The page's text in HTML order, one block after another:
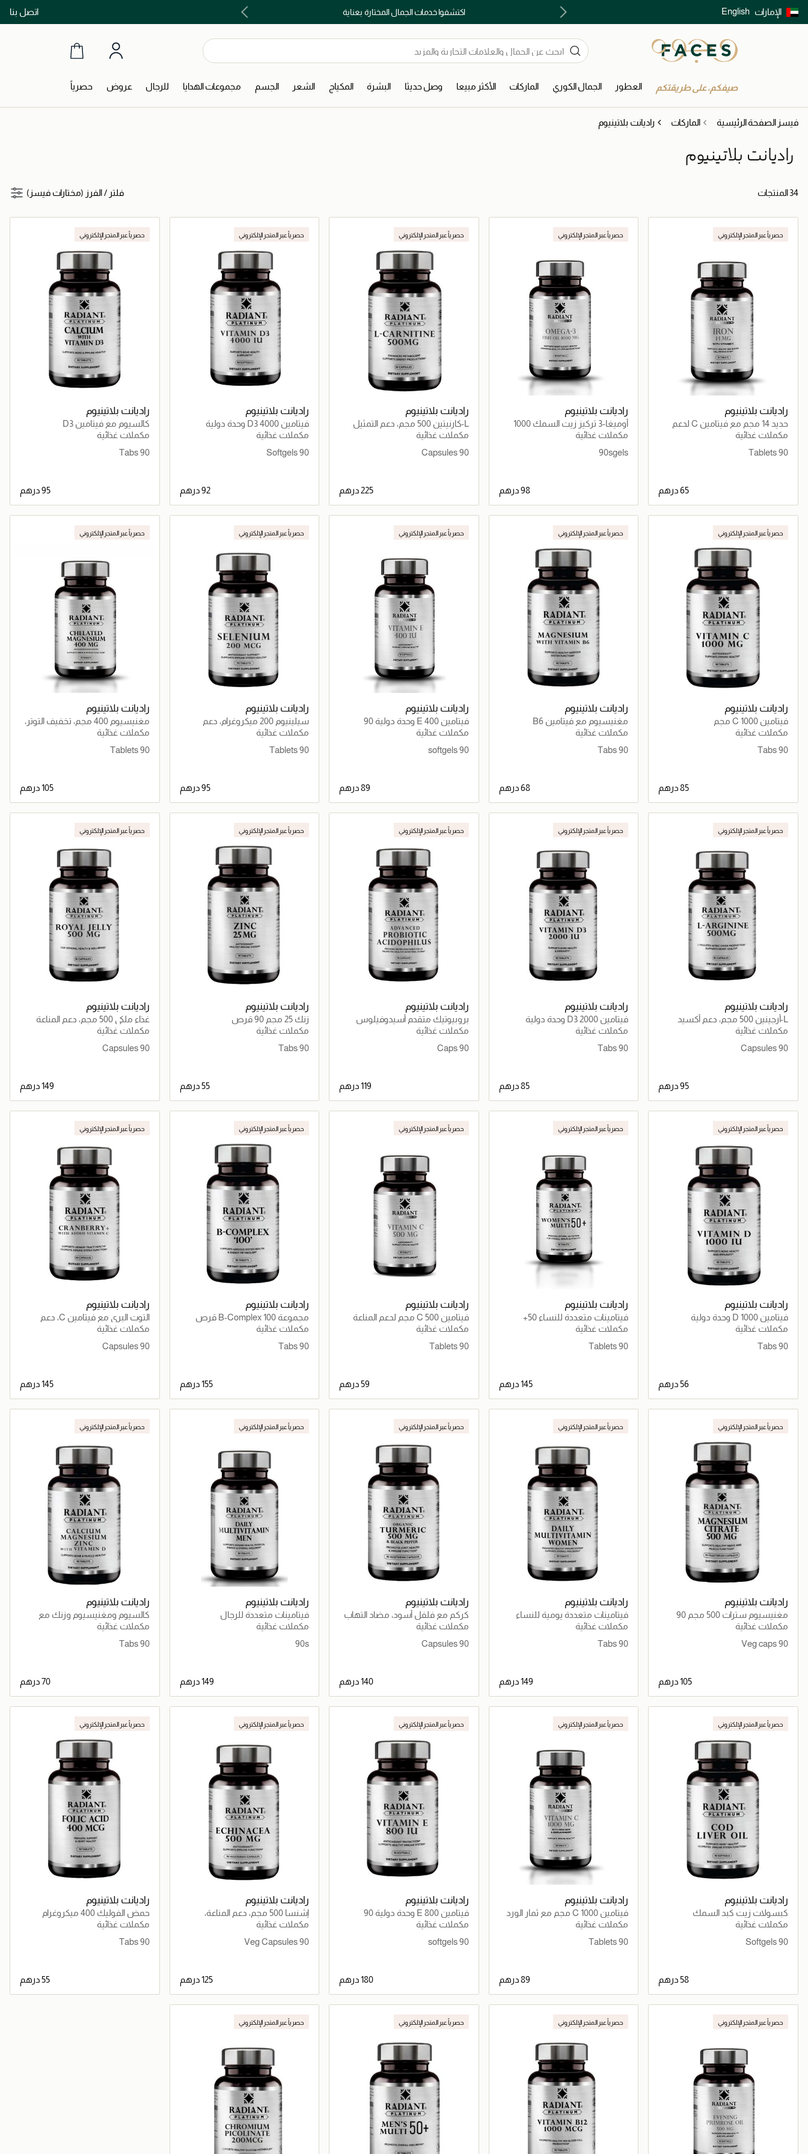
الإمارات English اتصل بنااشتري الآن و ادفع لاحقاً مع تابي و تمارا! اكتشفوا خدمات الجمال المختارة بعناية توصيل سريع على جميع الطلبات ما فوق 299 درهم
صيفكم، على طريقتكم العطور الجمال الكوري الماركات الأكثر مبيعا وصل حديثا البشرة المكياج الشعر الجسم مجموعات الهدايا للرجال عروض حصرياً
فيسز الصفحة الرئيسية الماركات راديانت بلاتينيوم
راديانت بلاتينيوم
34 المنتجات فلتر /الفرز (مختارات فيسز)
حصرياً عبر المتجر الإلكتروني
راديانت بلاتينيوم
حديد 14 مجم مع فيتامين C لدعم
تكوين خلايا الدم الحمراء وتحسين
امتصاص الحديد
مكملات غذائية
90 Tablets
جاري تحميل التفاصيل
حصرياً عبر المتجر الإلكتروني
راديانت بلاتينيوم
أوميغا-3 تركيز زيت السمك 1000
مجم 90 كبسولة
مكملات غذائية
90sgels
⁦98⁩ درهم
جاري تحميل التفاصيل
حصرياً عبر المتجر الإلكتروني
راديانت بلاتينيوم
L-كارنيتين 500 مجم، دعم التمثيل
الغذائي للطاقة وإدارة الوزن
مكملات غذائية
90 Capsules
جاري تحميل التفاصيل
حصرياً عبر المتجر الإلكتروني
راديانت بلاتينيوم
فيتامين D3 4000 وحدة دولية
مكملات غذائية
90 Softgels
⁦92⁩ درهم
جاري تحميل التفاصيل
حصرياً عبر المتجر الإلكتروني
راديانت بلاتينيوم
كالسيوم مع فيتامين D3
مكملات غذائية
90 Tabs
جاري تحميل التفاصيل
حصرياً عبر المتجر الإلكتروني
راديانت بلاتينيوم
فيتامين C 1000 مجم
مكملات غذائية
90 Tabs
جاري تحميل التفاصيل
حصرياً عبر المتجر الإلكتروني
راديانت بلاتينيوم
مغنيسيوم مع فيتامين B6
مكملات غذائية
90 Tabs
⁦68⁩ درهم
جاري تحميل التفاصيل
حصرياً عبر المتجر الإلكتروني
راديانت بلاتينيوم
فيتامين E 400 وحدة دولية 90
كبسولة
مكملات غذائية
90 softgels
جاري تحميل التفاصيل
حصرياً عبر المتجر الإلكتروني
راديانت بلاتينيوم
سيلينيوم 200 ميكروغرام، دعم
مضادات الأكسدة ووظائف الغدة
الدرقية والمناعة
مكملات غذائية
90 Tablets
⁦95⁩ درهم
جاري تحميل التفاصيل
حصرياً عبر المتجر الإلكتروني
راديانت بلاتينيوم
مغنيسيوم 400 مجم، تخفيف التوتر،
النوم، استشفاء العضلات ودعم
مكملات غذائية
90 Tablets
جاري تحميل التفاصيل
حصرياً عبر المتجر الإلكتروني
راديانت بلاتينيوم
L-أرجينين 500 مجم، دعم أكسيد
النيتريك، صحة القلب، استشفاء
مكملات غذائية
90 Capsules
جاري تحميل التفاصيل
حصرياً عبر المتجر الإلكتروني
راديانت بلاتينيوم
فيتامين D3 2000 وحدة دولية
مكملات غذائية
90 Tabs
⁦85⁩ درهم
جاري تحميل التفاصيل
حصرياً عبر المتجر الإلكتروني
راديانت بلاتينيوم
بروبيوتيك متقدم أسيدوفيلوس
مكملات غذائية
90 Caps
جاري تحميل التفاصيل
حصرياً عبر المتجر الإلكتروني
راديانت بلاتينيوم
زنك 25 مجم 90 قرص
مكملات غذائية
90 Tabs
⁦55⁩ درهم
جاري تحميل التفاصيل
حصرياً عبر المتجر الإلكتروني
راديانت بلاتينيوم
غذاء ملكي 500 مجم، دعم المناعة
والطاقة والصحة الغذائية
مكملات غذائية
90 Capsules
جاري تحميل التفاصيل
حصرياً عبر المتجر الإلكتروني
راديانت بلاتينيوم
فيتامين D 1000 وحدة دولية
مكملات غذائية
90 Tabs
جاري تحميل التفاصيل
حصرياً عبر المتجر الإلكتروني
راديانت بلاتينيوم
فيتامينات متعددة للنساء 50+
مكملات غذائية
90 Tablets
⁦145⁩ درهم
جاري تحميل التفاصيل
حصرياً عبر المتجر الإلكتروني
راديانت بلاتينيوم
فيتامين C 500 مجم لدعم المناعة
وامتصاص الحديد ومضاد الأكسدة
للبشرة والمفاصل
مكملات غذائية
90 Tablets
جاري تحميل التفاصيل
حصرياً عبر المتجر الإلكتروني
راديانت بلاتينيوم
مجموعة B-Complex 100 قرص
مكملات غذائية
90 Tabs
⁦155⁩ درهم
جاري تحميل التفاصيل
حصرياً عبر المتجر الإلكتروني
راديانت بلاتينيوم
التوت البري مع فيتامين C، دعم
المسالك البولية والمناعة
مكملات غذائية
90 Capsules
جاري تحميل التفاصيل
حصرياً عبر المتجر الإلكتروني
راديانت بلاتينيوم
مغنيسيوم سترات 500 مجم 90
كبسولة نباتية
مكملات غذائية
90 Veg caps
جاري تحميل التفاصيل
حصرياً عبر المتجر الإلكتروني
راديانت بلاتينيوم
فيتامينات متعددة يومية للنساء
مكملات غذائية
90 Tabs
جاري تحميل التفاصيل
حصرياً عبر المتجر الإلكتروني
راديانت بلاتينيوم
كركم مع فلفل أسود، مضاد التهاب
طبيعي قوي وداعم للمناعة
مكملات غذائية
90 Capsules
جاري تحميل التفاصيل
حصرياً عبر المتجر الإلكتروني
راديانت بلاتينيوم
فيتامينات متعددة للرجال
مكملات غذائية
90s
جاري تحميل التفاصيل
حصرياً عبر المتجر الإلكتروني
راديانت بلاتينيوم
كالسيوم ومغنيسيوم وزنك مع
فيتامين D
مكملات غذائية
90 Tabs
جاري تحميل التفاصيل
حصرياً عبر المتجر الإلكتروني
راديانت بلاتينيوم
كبسولات زيت كبد السمك
مكملات غذائية
90 Softgels
جاري تحميل التفاصيل
حصرياً عبر المتجر الإلكتروني
راديانت بلاتينيوم
فيتامين C 1000 مجم مع ثمار الورد
ومضادات الأكسدة
مكملات غذائية
90 Tablets
جاري تحميل التفاصيل
حصرياً عبر المتجر الإلكتروني
راديانت بلاتينيوم
فيتامين E 800 وحدة دولية 90
كبسولة لينة
مكملات غذائية
90 softgels
جاري تحميل التفاصيل
حصرياً عبر المتجر الإلكتروني
راديانت بلاتينيوم
إشنسا 500 مجم، دعم المناعة،
تخفيف نزلات البرد والإنفلونزا
مكملات غذائية
90 Veg Capsules
⁦125⁩ درهم
جاري تحميل التفاصيل
حصرياً عبر المتجر الإلكتروني
راديانت بلاتينيوم
حمض الفوليك 400 ميكروغرام
مكملات غذائية
90 Tabs
حصرياً عبر المتجر الإلكتروني حصرياً عبر المتجر الإلكتروني حصرياً عبر المتجر الإلكتروني حصرياً عبر المتجر الإلكتروني